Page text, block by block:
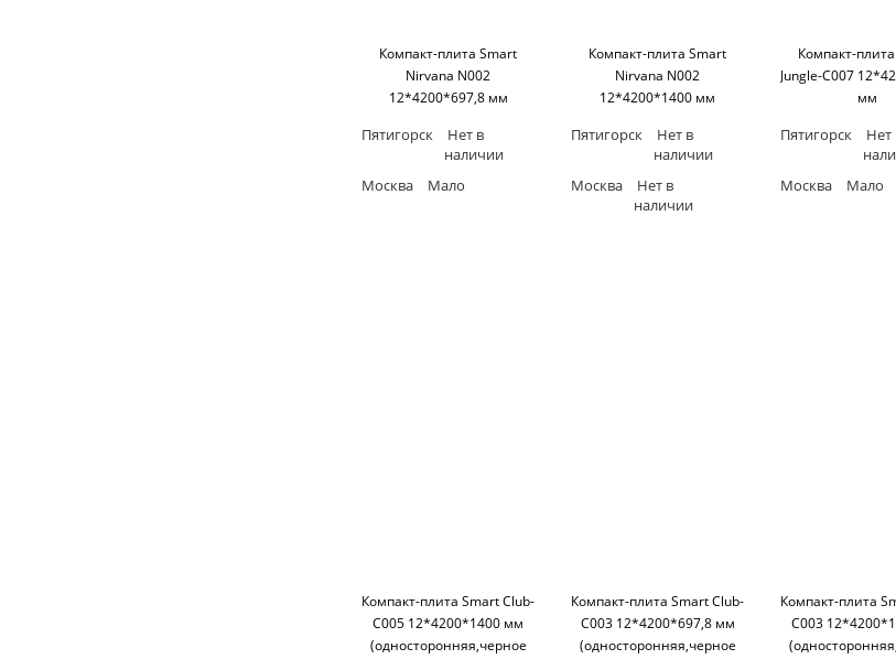
Компакт-плита Smart
Nirvana N002
12*4200*697,8 мм
основание) SM'art
Пятигорск
Нет в
наличии
Москва
Мало
Компакт-плита Smart
Nirvana N002
12*4200*1400 мм
основание) SM'art
Пятигорск
Нет в
наличии
Москва
Нет в
наличии
Компакт-
Jungle-C007
мм
основание)
Пятигорск
Нет
Москва
Мало
Компакт-плита Smart Club-
C005 12*4200*1400 мм
(односторонняя,черное
Компакт-плита Smart Club-
C003 12*4200*697,8 мм
(односторонняя,черное
Компакт-плита
C003